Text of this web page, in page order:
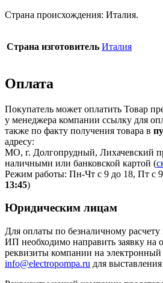
Страна происхождения: Италия.
Страна изготовитель Италия
Оплата
Покупатель может оплатить Товар
у менеджера компании ссылку для
также по факту получения товара в
адресу:
МО, г. Долгопрудный, Лихачевский
наличными или банковской картой (
Режим работы: Пн-Чт с 9 до 18, Пт с
13:45)
Юридическим лицам
Для оплаты по безналичному
ИП необходимо направить заявку на
реквизиты компании на электронный
info@electropompa.ru для